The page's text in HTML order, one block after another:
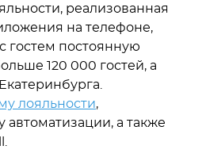
реализованная
на телефоне,
гостем постоянную
120 000 гостей, а
лояльности,
автоматизации, а также